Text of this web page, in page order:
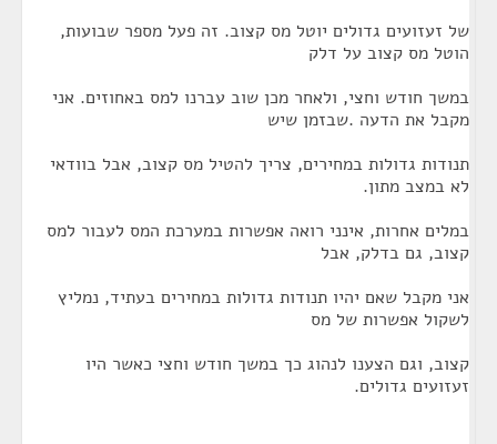
של זעזועים גדולים יוטל מס קצוב. זה פעל מספר שבועות,
הוטל מס קצוב על דלק
במשך חודש וחצי, ולאחר מכן שוב עברנו למס באחוזים. אני
מקבל את הדעה .שבזמן שיש
תנודות גדולות במחירים, צריך להטיל מס קצוב, אבל בוודאי
לא במצב מתון.
במלים אחרות, אינני רואה אפשרות במערכת המס לעבור למס
קצוב, גם בדלק, אבל
אני מקבל שאם יהיו תנודות גדולות במחירים בעתיד, נמליץ
לשקול אפשרות של מס
קצוב, וגם הצענו לנהוג כך במשך חודש וחצי כאשר היו
זעזועים גדולים.